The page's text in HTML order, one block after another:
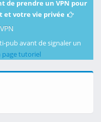
de prendre un VPN pour
et votre vie privée
pub avant de signaler un
page tutoriel